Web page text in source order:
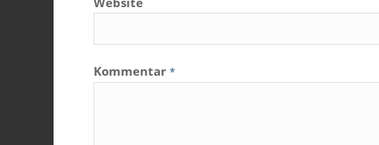
Kommentar*